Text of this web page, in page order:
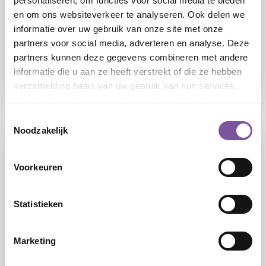
en om ons websiteverkeer te analyseren. Ook delen we
informatie over uw gebruik van onze site met onze
partners voor social media, adverteren en analyse. Deze
partners kunnen deze gegevens combineren met andere
informatie die u aan ze heeft verstrekt of die ze hebben
verzameld op basis van uw gebruik van hun services.
Noodzakelijk
Voorkeuren
Statistieken
Marketing
24-07-2026
Silverein sluit zich aan bij FLAIR: flexibel
werken mét de zekerheid van loondienst
Silverein start pilot met nieuwe functie